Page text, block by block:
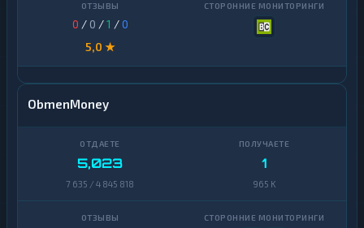
0 / 0 /1 /0
5,0 ★
ObmenMoney
5,023
7 635 / 4 845 818
1
965 K